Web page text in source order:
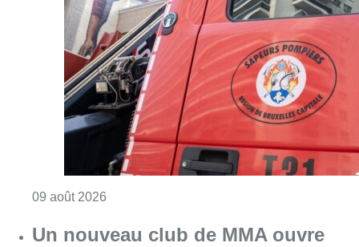
09 août 2026
Un nouveau club de MMA ouvre